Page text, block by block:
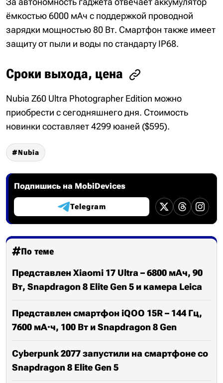
ёмкостью 6000 мАч с поддержкой проводной
зарядки мощностью 80 Вт. Смартфон также имеет
защиту от пыли и воды по стандарту IP68.
Сроки выхода, цена
Nubia Z60 Ultra Photographer Edition можно
приобрести с сегодняшнего дня. Стоимость
новинки составляет 4299 юаней ($595).
Nubia
Подпишись на MobiDevices
Telegram
По теме
Представлен Xiaomi 17 Ultra – 6800 мАч, 90
Вт, Snapdragon 8 Elite Gen 5 и камера Leica
Представлен смартфон iQOO 15R – 144 Гц,
7600 мА·ч, 100 Вт и Snapdragon 8 Gen
Cyberpunk 2077 запустили на смартфоне со
Snapdragon 8 Elite Gen 5